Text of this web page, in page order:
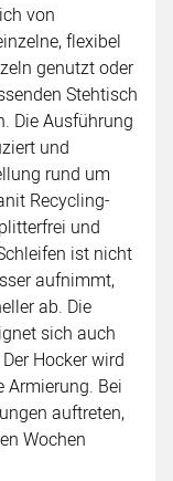
von
flexibel
genutzt oder
Stehtisch
Die Ausführung
und
rund um
Recycling-
und
ist nicht
aufnimmt,
ab. Die
sich auch
Hocker wird
Bei
auftreten,
Wochen